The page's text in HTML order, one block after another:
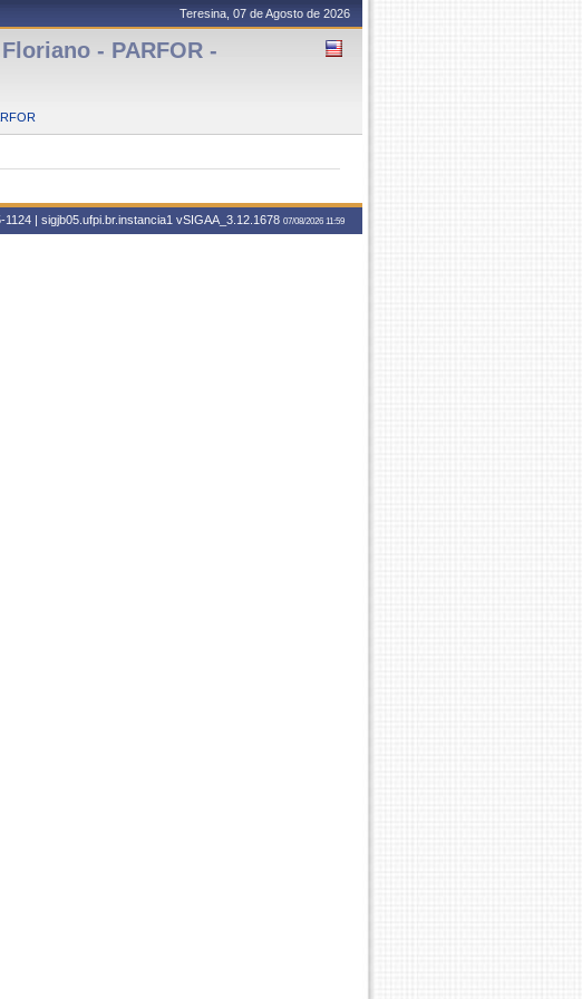
Teresina, 07 de Agosto de 2026
- PARFOR -
| sigjb05.ufpi.br.instancia1 vSIGAA_3.12.1678 07/08/2026 11:59